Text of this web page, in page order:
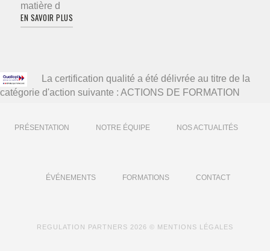
matière d
EN SAVOIR PLUS
La certification qualité a été délivrée au titre de la
catégorie d'action suivante : ACTIONS DE FORMATION
PRÉSENTATION NOTRE ÉQUIPE NOS ACTUALITÉS
ÉVÉNEMENTS FORMATIONS CONTACT
REGULATION PARTNERS 2026 © MENTIONS LÉGALES